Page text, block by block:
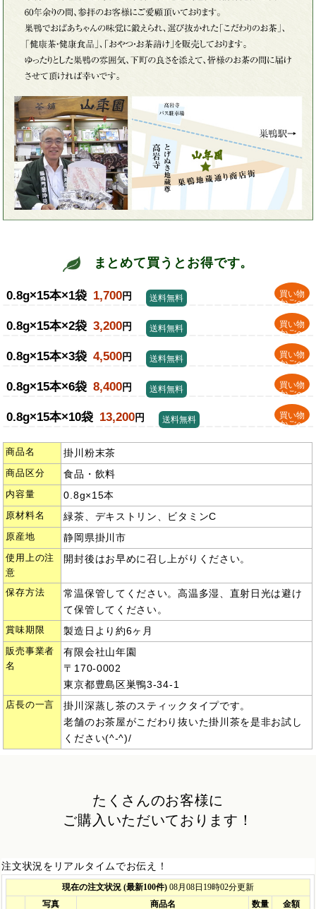
まとめて買うとお得です。
0.8g×15本×1袋 1,700円
買い物
かごへ
送料無料
0.8g×15本×2袋 3,200円
買い物
かごへ
送料無料
0.8g×15本×3袋 4,500円
買い物
かごへ
送料無料
0.8g×15本×6袋 8,400円
買い物
かごへ
送料無料
0.8g×15本×10袋 13,200円
買い物
かごへ
送料無料
商品名 掛川粉末茶
商品区分 食品・飲料
内容量 0.8g×15本
原材料名 緑茶、デキストリン、ビタミンC
原産地 静岡県掛川市
使用上の注
意
開封後はお早めに召し上がりください。
保存方法
常温保管してください。高温多湿、直射日光は避け
て保管してください。
賞味期限 製造日より約6ヶ月
販売事業者
名
有限会社山年園
〒170-0002
東京都豊島区巣鴨3-34-1
店長の一言
掛川深蒸し茶のスティックタイプです。
老舗のお茶屋がこだわり抜いた掛川茶を是非お試し
ください(^-^)/
たくさんのお客様に
ご購入いただいております！
注文状況をリアルタイムでお伝え！